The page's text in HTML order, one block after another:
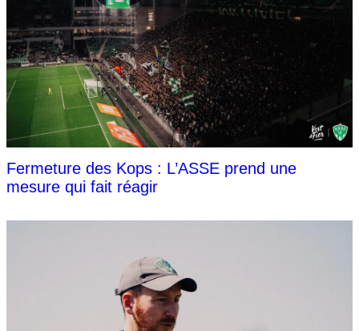
Fermeture des Kops : L’ASSE prend une
mesure qui fait réagir